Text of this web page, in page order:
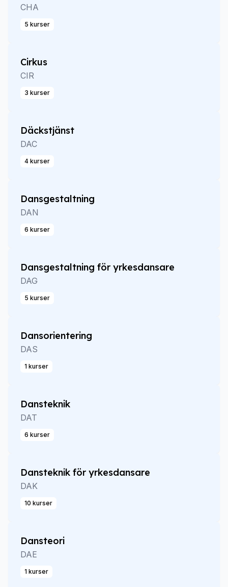
CHA
5 kurser
Cirkus
CIR
3 kurser
Däckstjänst
DAC
4 kurser
Dansgestaltning
DAN
6 kurser
Dansgestaltning för yrkesdansare
DAG
5 kurser
Dansorientering
DAS
1 kurser
Dansteknik
DAT
6 kurser
Dansteknik för yrkesdansare
DAK
10 kurser
Dansteori
DAE
1 kurser